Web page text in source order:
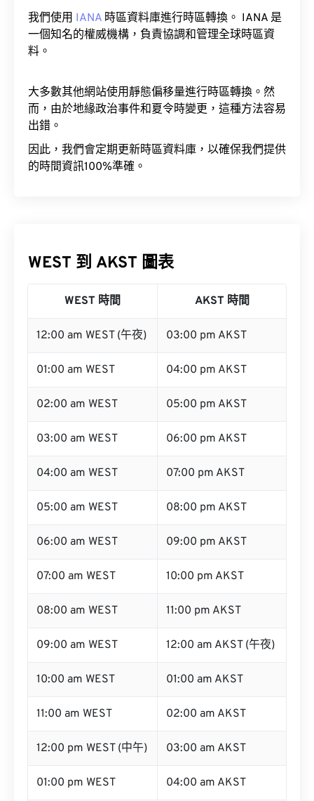
我們使用 IANA 時區資料庫進行時區轉換。 IANA 是
一個知名的權威機構，負責協調和管理全球時區資
料。
大多數其他網站使用靜態偏移量進行時區轉換。然
而，由於地緣政治事件和夏令時變更，這種方法容易
出錯。
因此，我們會定期更新時區資料庫，以確保我們提供
的時間資訊100%準確。
WEST 到 AKST 圖表
WEST 時間 AKST 時間
12:00 am WEST (午夜) 03:00 pm AKST
01:00 am WEST 04:00 pm AKST
02:00 am WEST 05:00 pm AKST
03:00 am WEST 06:00 pm AKST
04:00 am WEST 07:00 pm AKST
05:00 am WEST 08:00 pm AKST
06:00 am WEST 09:00 pm AKST
07:00 am WEST 10:00 pm AKST
08:00 am WEST 11:00 pm AKST
09:00 am WEST 12:00 am AKST (午夜)
10:00 am WEST 01:00 am AKST
11:00 am WEST 02:00 am AKST
12:00 pm WEST (中午) 03:00 am AKST
01:00 pm WEST 04:00 am AKST